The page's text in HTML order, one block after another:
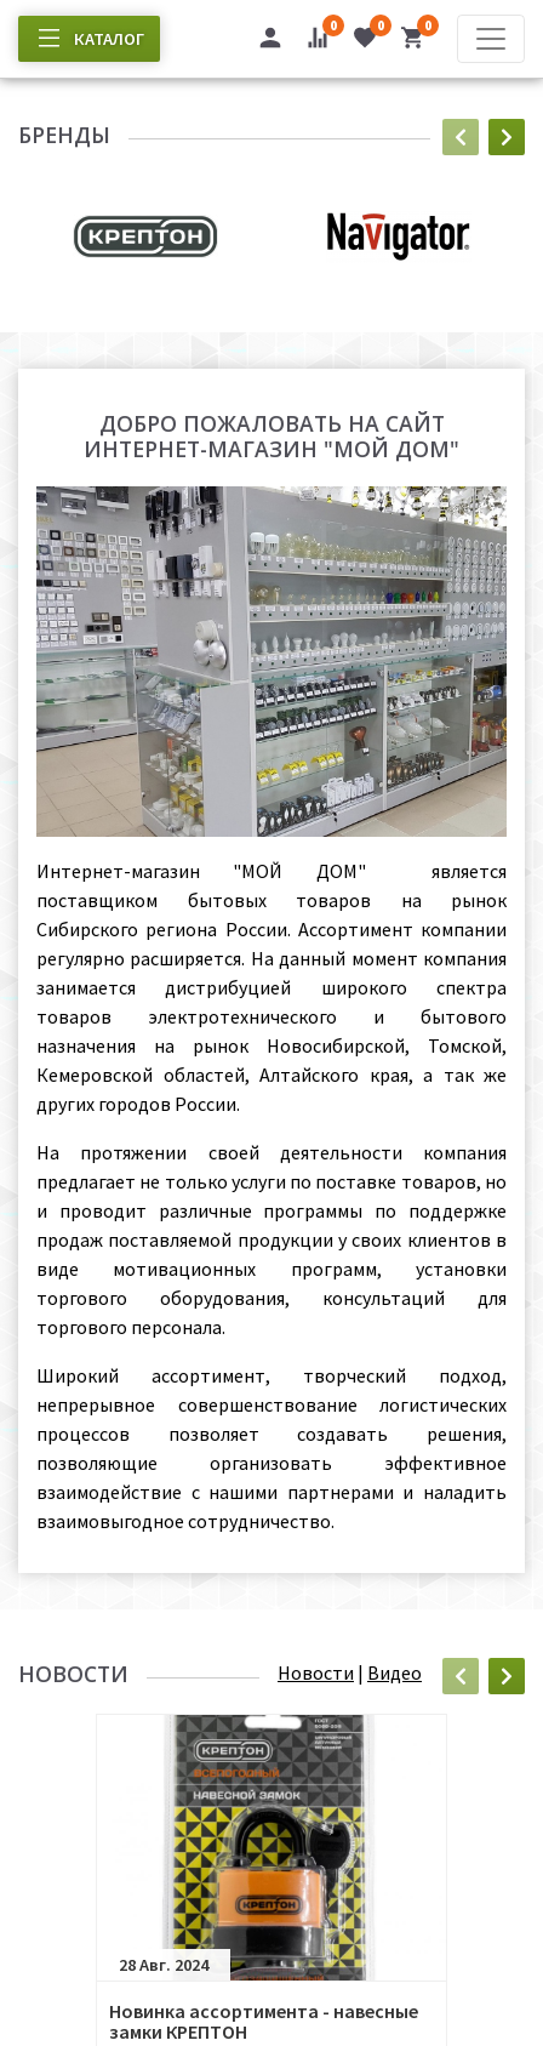
КАТАЛОГ
0 0 0
БРЕНДЫ
ДОБРО ПОЖАЛОВАТЬ НА САЙТ
ИНТЕРНЕТ-МАГАЗИН "МОЙ ДОМ"
Интернет-магазин "МОЙ ДОМ" является
поставщиком бытовых товаров на рынок
Сибирского региона России. Ассортимент компании
регулярно расширяется. На данный момент компания
занимается дистрибуцией широкого спектра
товаров электротехнического и бытового
назначения на рынок Новосибирской, Томской,
Кемеровской областей, Алтайского края, а так же
других городов России.
На протяжении своей деятельности компания
предлагает не только услуги по поставке товаров, но
и проводит различные программы по поддержке
продаж поставляемой продукции у своих клиентов в
виде мотивационных программ, установки
торгового оборудования, консультаций для
торгового персонала.
Широкий ассортимент, творческий подход,
непрерывное совершенствование логистических
процессов позволяет создавать решения,
позволяющие организовать эффективное
взаимодействие с нашими партнерами и наладить
взаимовыгодное сотрудничество.
НОВОСТИ Новости | Видео
28 Авг. 2024
Новинка ассортимента - навесные
замки КРЕПТОН